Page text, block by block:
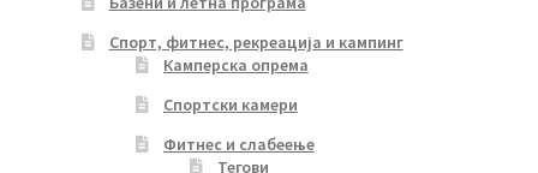
Спорт, фитнес, рекреација и кампинг
Камперска опрема
Спортски камери
Фитнес и слабеење
Тегови